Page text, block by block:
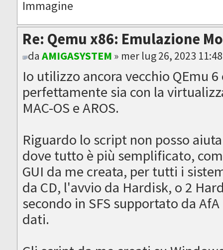
Re: Qemu x86: Emulazione
daAMIGASYSTEM » mer lug 26, 2023
Io utilizzo ancora vecchio QEmu
perfettamente sia con la
MAC-OS e AROS.
Riguardo lo script non posso
dove tutto è più semplificato,
GUI da me creata, per tutti i
da CD, l'avvio da Hardisk, o 2
secondo in SFS supportato da
dati.